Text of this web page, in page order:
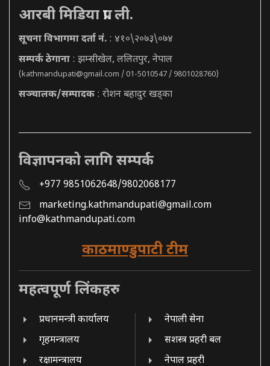
आरबी मिडिया प्रा. ली.
सूचना विभागमा दर्ता नं. : ४१०\२०७३\०७४
सम्पर्क ठेगाना : झम्सीखेल, ललितपुर, नेपाल
(kathmandupati@gmail.com / 01-5010547 / 9801028760)
सञ्चालक/सम्पादक : रोशन बहादुर खड्का
विज्ञापनको लागि सम्पर्क
+977 9851062648/9802068177
marketing.kathmandupati@gmail.com
info@kathmandupati.com
काठमाण्डुपाटी टीम
महत्वपूर्ण लिंकहरु
प्रधानमन्त्री कार्यालय
गृहमन्त्रालय
रक्षामन्त्रालय
नेपाली सेना
सशस्त्र प्रहरी बल
नेपाल प्रहरी